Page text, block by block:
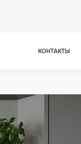
КОНТАКТЫ